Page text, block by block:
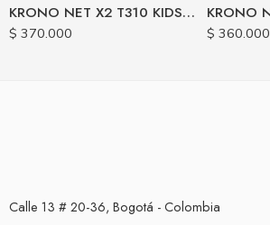
KRONO NET X2 T310 KIDS 64GB / 8RAM 4G LTE (4+4)
$ 370.000 $ 360.000
Calle 13 # 20-36, Bogotá - Colombia